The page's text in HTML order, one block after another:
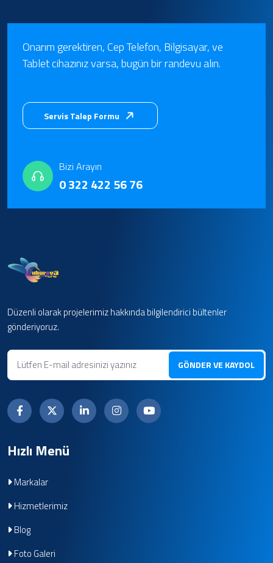
Onarım gerektiren, Cep Telefon, Bilgisayar, ve
Tablet cihazınız varsa, bugün bir randevu alın.
Servis Talep Formu
Bizi Arayın
0 322 422 56 76
Düzenli olarak projelerimiz hakkında bilgilendirici bültenler
gönderiyoruz.
GÖNDER VE KAYDOL
Hızlı Menü
Markalar
Hizmetlerimiz
Blog
Foto Galeri